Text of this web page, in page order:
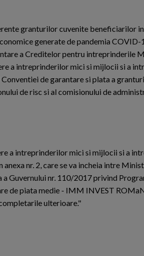
granturilor cuvenite beneficiarilor
generate de pandemia
a Creditelor pentru intreprinderile
a intreprinderilor mici si mijlocii si a
de garantare si plata a
de risc si al comisionului de
a intreprinderilor mici si mijlocii si a
nr. 2, care se va incheia intre
Guvernului nr. 110/2017 privind
de piata medie - IMM INVEST
ulterioare."